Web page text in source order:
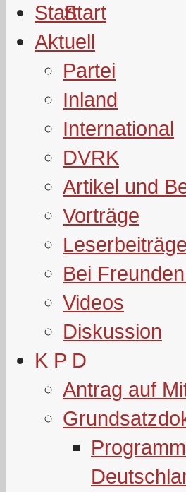
Start
Aktuell
Partei
Inland
International
DVRK
Artikel und
Vorträge
Leserbeiträge
Bei
Videos
Diskussion
K P D
Antrag auf